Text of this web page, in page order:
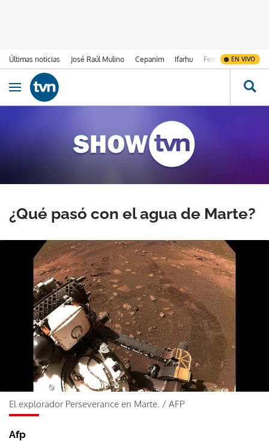
Últimas noticias José Raúl Mulino Cepanim Ifarhu Fenómeno de El
EN VIVO
Ir al contenido
Obrir navegació
¿Qué pasó con el agua de Marte?
El explorador Perseverance en Marte. / AFP
Afp